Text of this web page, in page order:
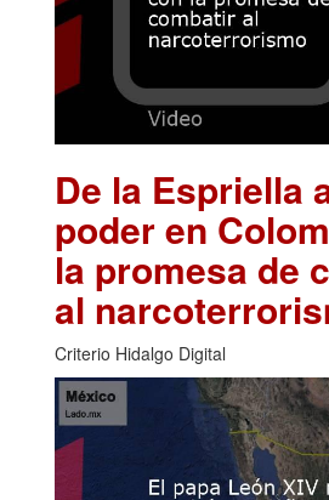
De la Espriella
poder en
la promesa de
al
Criterio Hidalgo Digital